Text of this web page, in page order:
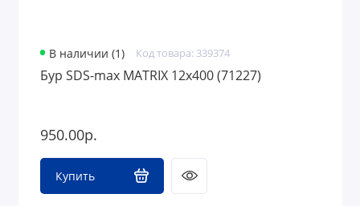
В наличии (1) Код товара: 339374
Бур SDS-max MATRIX 12х400 (71227)
950.00р.
Купить